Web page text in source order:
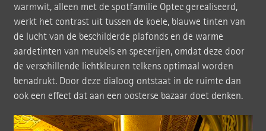
warmwit, alleen met de spotfamilie Optec gerealiseerd,
werkt het contrast uit tussen de koele, blauwe tinten van
de lucht van de beschilderde plafonds en de warme
aardetinten van meubels en specerijen, omdat deze door
de verschillende lichtkleuren telkens optimaal worden
benadrukt. Door deze dialoog ontstaat in de ruimte dan
ook een effect dat aan een oosterse bazaar doet denken.